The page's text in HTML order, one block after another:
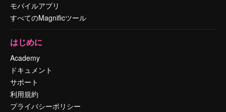
モバイルアプリ
すべてのMagnificツール
はじめに
Academy
ドキュメント
サポート
利用規約
プライバシーポリシー